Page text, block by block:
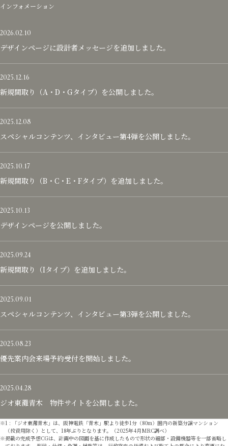
インフォメーション
2026.02.10
デザインページに設計者メッセージを追加しました。
2025.12.16
新規間取り（A・D・Gタイプ）を公開しました。
2025.12.08
スペシャルコンテンツ、インタビュー第4弾を公開しました。
2025.10.17
新規間取り（B・C・E・Fタイプ）を追加しました。
2025.10.13
デザインページを公開しました。
2025.09.24
新規間取り（Iタイプ）を追加しました。
2025.09.01
スペシャルコンテンツ、インタビュー第3弾を公開しました。
2025.08.23
優先案内会来場予約受付を開始しました。
2025.04.28
ジオ東灘青木 物件サイトを公開しました。
1 : 「ジオ東灘青木」は、阪神電鉄「青木」駅より徒歩1分（80m）圏内の新築分譲マンション
（投資用除く）として、18年ぶりとなります。（2025年4月MRC調べ）
掲載の完成予想CGは、計画中の図面を基に作成したもので形状の細部・設備機器等を一部省略し